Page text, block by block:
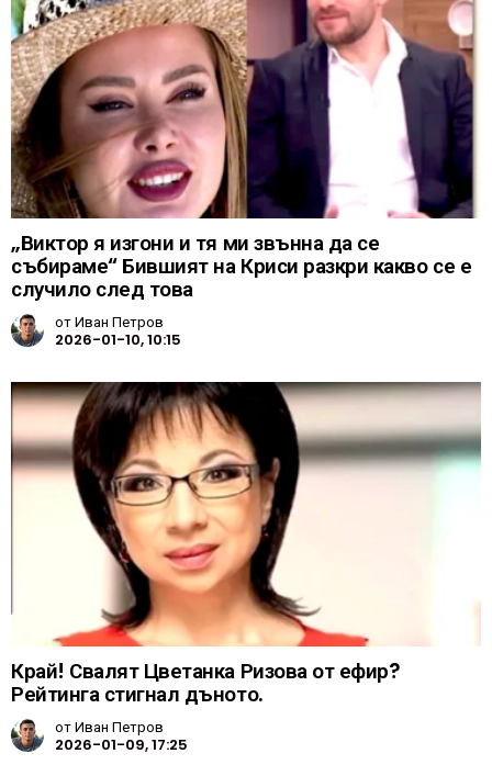
„Виктор я изгони и тя ми звънна да се
събираме“ Бившият на Криси разкри какво се е
случило след това
отИван Петров
2026-01-10, 10:15
Край! Свалят Цветанка Ризова от ефир?
Рейтинга стигнал дъното.
отИван Петров
2026-01-09, 17:25